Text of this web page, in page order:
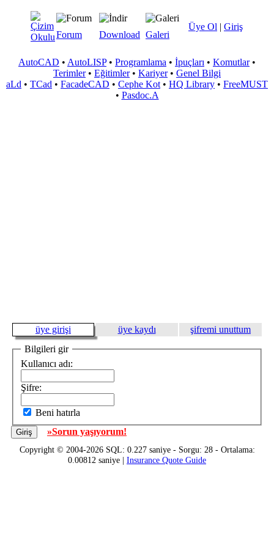
Üye Ol | Giriş
Forum Download Galeri
AutoCAD • AutoLISP• Programlama • İpuçları • Komutlar•
Terimler• Eğitimler• Kariyer• Genel Bilgi
aLd • TCad • FacadeCAD • Cephe Kot • HQ Library • FreeMUST
• Pasdoc.A
üye girişi üye kaydı
şifremi unuttum
Bilgileri gir
Kullanıcı adı:
Şifre:
Beni hatırla
»Sorun yaşıyorum!
Copyright © 2004-2026 SQL: 0.227 saniye - Sorgu: 28 - Ortalama:
0.00812 saniye | Insurance Quote Guide